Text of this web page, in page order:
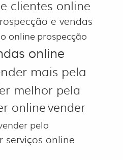
clientes online
e vendas
online prospecção
online
mais pela
melhor pela
onlinevender
pelo
serviços online